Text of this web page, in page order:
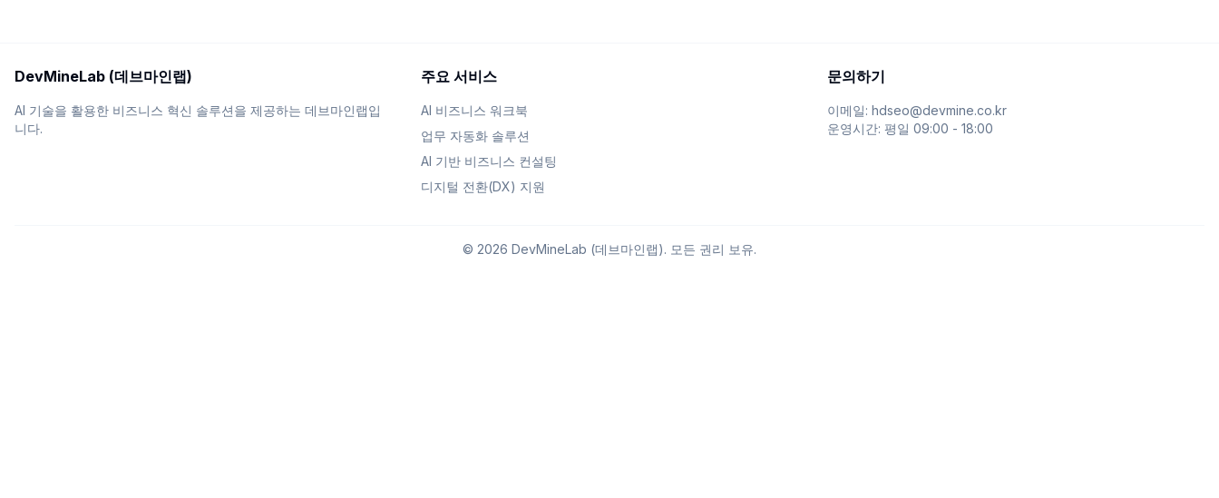
DevMineLab (데브마인랩)
AI 기술을 활용한 비즈니스 혁신 솔루션을 제공하는 데브마인랩입
니다.
주요 서비스
AI 비즈니스 워크북
업무 자동화 솔루션
AI 기반 비즈니스 컨설팅
디지털 전환(DX) 지원
문의하기
이메일: hdseo@devmine.co.kr
운영시간: 평일 09:00 - 18:00
© 2026 DevMineLab (데브마인랩). 모든 권리 보유.